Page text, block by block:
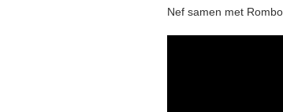
Nef samen met